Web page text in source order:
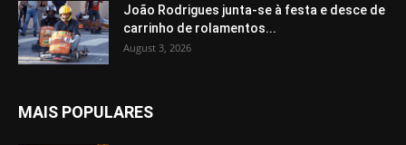
João Rodrigues junta-se à festa e desce de
carrinho de rolamentos...
August 3, 2026
MAIS POPULARES